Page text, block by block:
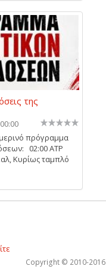
της
πρόγραμμα
02:00 ATP
Κυρίως ταμπλό
Copyright © 2010-2016